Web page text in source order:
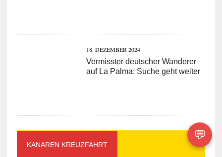
18. DEZEMBER 2024
Vermisster deutscher Wanderer
auf La Palma: Suche geht weiter
KANAREN KREUZFAHRT
💬